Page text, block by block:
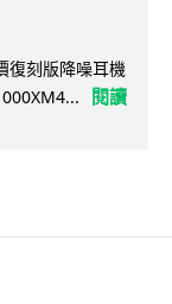
復刻版降噪耳機
閱讀